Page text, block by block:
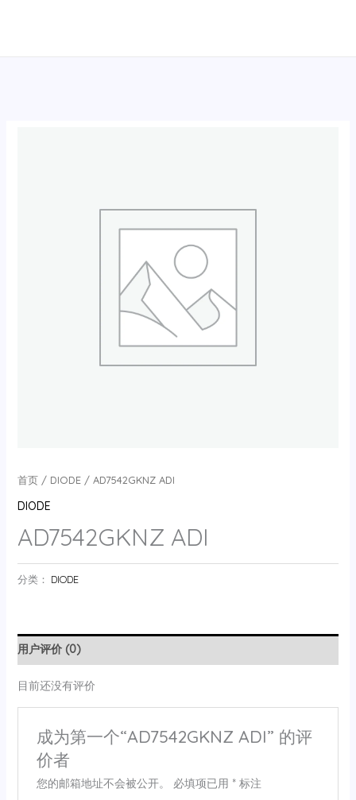
首页/ DIODE/ AD7542GKNZ ADI
DIODE
AD7542GKNZ ADI
分类： DIODE
用户评价 (0)
目前还没有评价
成为第一个“AD7542GKNZ ADI” 的评
价者
您的邮箱地址不会被公开。 必填项已用 *标注